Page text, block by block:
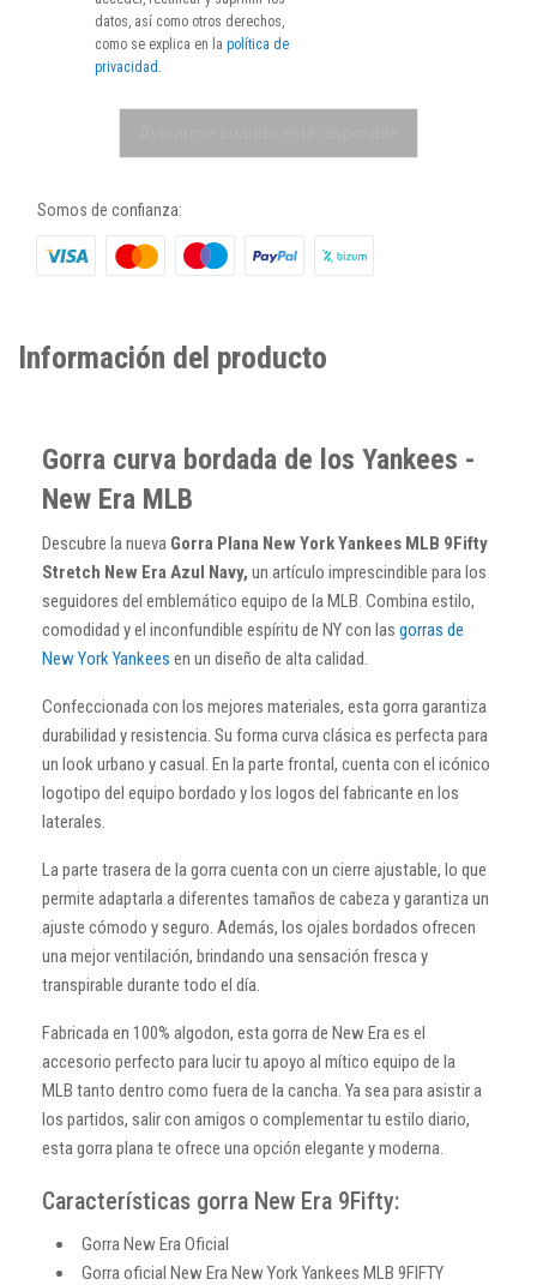
datos, así como otros derechos,
como se explica en la política de
privacidad .
Somos de confianza:
Información del producto
Gorra curva bordada de los Yankees -
New Era MLB
Descubre la nueva Gorra Plana New York Yankees MLB 9Fifty
Stretch New Era Azul Navy, un artículo imprescindible para los
seguidores del emblemático equipo de la MLB. Combina estilo,
comodidad y el inconfundible espíritu de NY con las gorras de
New York Yankees en un diseño de alta calidad.
Confeccionada con los mejores materiales, esta gorra garantiza
durabilidad y resistencia. Su forma curva clásica es perfecta para
un look urbano y casual. En la parte frontal, cuenta con el icónico
logotipo del equipo bordado y los logos del fabricante en los
laterales.
La parte trasera de la gorra cuenta con un cierre ajustable, lo que
permite adaptarla a diferentes tamaños de cabeza y garantiza un
ajuste cómodo y seguro. Además, los ojales bordados ofrecen
una mejor ventilación, brindando una sensación fresca y
transpirable durante todo el día.
Fabricada en 100% algodon, esta gorra de New Era es el
accesorio perfecto para lucir tu apoyo al mítico equipo de la
MLB tanto dentro como fuera de la cancha. Ya sea para asistir a
los partidos, salir con amigos o complementar tu estilo diario,
esta gorra plana te ofrece una opción elegante y moderna.
Características gorra New Era 9Fifty:
Gorra New Era Oficial
Gorra oficial New Era New York Yankees MLB 9FIFTY